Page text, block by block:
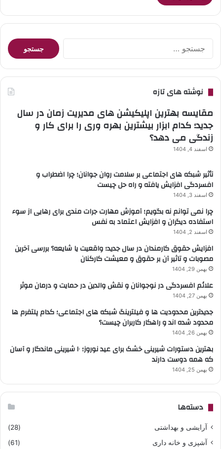
جستجو
برای:
نوشته های تازه
مقایسه بهترین اپلیکیشن های مدیریت زمان در سال
جدید؛ کدام ابزار بیشترین بهره وری را برای کار و
زندگی می دهد؟
اسفند 4, 1404
تأثیر شبکه های اجتماعی بر سلامت روان جوانان؛ چرا اضطراب و
افسردگی افزایش یافته و راه حل چیست
اسفند 3, 1404
چرا نمی توانم نه بگویم؛ آموزش مهارت جرات مندی برای رهایی از سوء
استفاده دیگران و افزایش اعتماد به نفس
اسفند 2, 1404
افزایش حقوق کارمندان در سال جدید؛ واقعیت یا شایعه؟ بررسی آخرین
مصوبات و تاثیر آن بر حقوق و معیشت کارکنان
بهمن 29, 1404
علائم افسردگی در نوجوانان و نقش والدین در حمایت و درمان موثر
بهمن 27, 1404
جدیدترین محدودیت ها و فیلترینگ شبکه های اجتماعی؛ کدام پلتفرم ها
محدود شده اند و راهکار کاربران چیست؟
بهمن 26, 1404
بهترین دستورات شیرینی خشک برای عید نوروز؛ ۱۰ شیرینی ماندگار و آسان
که همه دوست دارند
بهمن 25, 1404
دسته‌ها
آرایشی و بهداشتی
(28)
آشپزی و خانه داری
(61)